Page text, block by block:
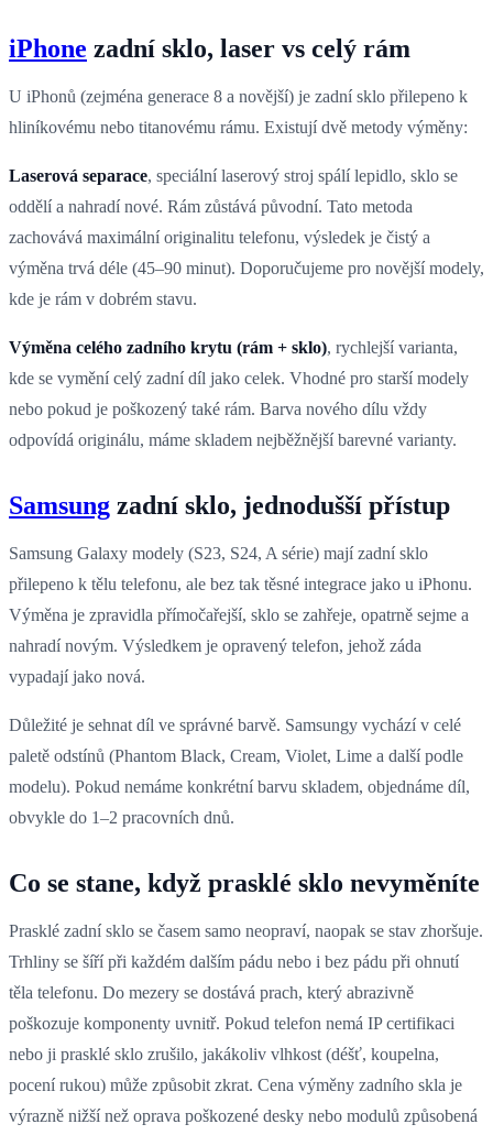
iPhone zadní sklo, laser vs celý rám
U iPhonů (zejména generace 8 a novější) je zadní sklo přilepeno k
hliníkovému nebo titanovému rámu. Existují dvě metody výměny:
Laserová separace, speciální laserový stroj spálí lepidlo, sklo se
oddělí a nahradí nové. Rám zůstává původní. Tato metoda
zachovává maximální originalitu telefonu, výsledek je čistý a
výměna trvá déle (45–90 minut). Doporučujeme pro novější modely,
kde je rám v dobrém stavu.
Výměna celého zadního krytu (rám + sklo), rychlejší varianta,
kde se vymění celý zadní díl jako celek. Vhodné pro starší modely
nebo pokud je poškozený také rám. Barva nového dílu vždy
odpovídá originálu, máme skladem nejběžnější barevné varianty.
Samsung zadní sklo, jednodušší přístup
Samsung Galaxy modely (S23, S24, A série) mají zadní sklo
přilepeno k tělu telefonu, ale bez tak těsné integrace jako u iPhonu.
Výměna je zpravidla přímočařejší, sklo se zahřeje, opatrně sejme a
nahradí novým. Výsledkem je opravený telefon, jehož záda
vypadají jako nová.
Důležité je sehnat díl ve správné barvě. Samsungy vychází v celé
paletě odstínů (Phantom Black, Cream, Violet, Lime a další podle
modelu). Pokud nemáme konkrétní barvu skladem, objednáme díl,
obvykle do 1–2 pracovních dnů.
Co se stane, když prasklé sklo nevyměníte
Prasklé zadní sklo se časem samo neopraví, naopak se stav zhoršuje.
Trhliny se šíří při každém dalším pádu nebo i bez pádu při ohnutí
těla telefonu. Do mezery se dostává prach, který abrazivně
poškozuje komponenty uvnitř. Pokud telefon nemá IP certifikaci
nebo ji prasklé sklo zrušilo, jakákoliv vlhkost (déšť, koupelna,
pocení rukou) může způsobit zkrat. Cena výměny zadního skla je
výrazně nižší než oprava poškozené desky nebo modulů způsobená